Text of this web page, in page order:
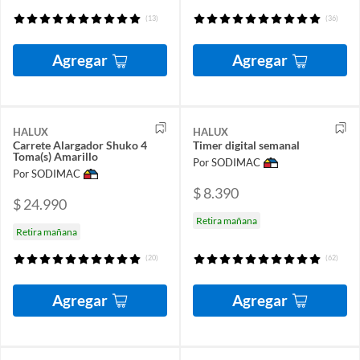
(13)
Agregar
(36)
Agregar
HALUX
Carrete Alargador Shuko 4
Toma(s) Amarillo
Por SODIMAC
$ 24.990
Retira mañana
(20)
Agregar
HALUX
Timer digital semanal
Por SODIMAC
$ 8.390
Retira mañana
(62)
Agregar